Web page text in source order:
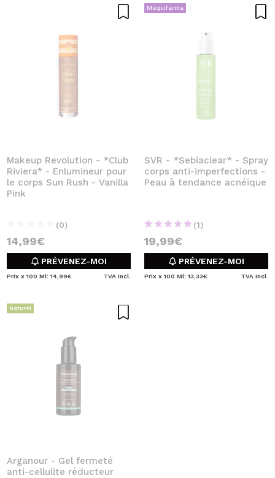
Makeup Revolution - *Club
Riviera* - Enlumineur pour
le corps Sun Rush - Vanilla
Pink
(0)
14,99€
PRÉVENEZ-MOI
Prix x 100 Ml: 14,99€ TVA Incl.
Maquifarma
SVR - *Sebiaclear* - Spray
corps anti-imperfections -
Peau à tendance acnéique
(1)
19,99€
PRÉVENEZ-MOI
Prix x 100 Ml: 13,33€ TVA Incl.
Naturel
Arganour - Gel fermeté
anti-cellulite réducteur